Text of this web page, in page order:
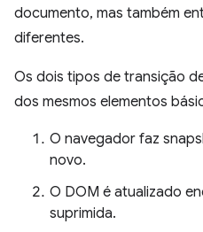
documento, mas também
diferentes.
Os dois tipos de transição
dos mesmos elementos
O navegador faz
novo.
O DOM é atualizado
suprimida.